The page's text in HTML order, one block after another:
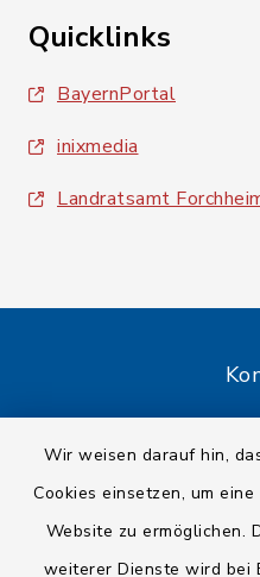
Wir weisen darauf hin,
Cookies einsetzen, um
Website zu ermöglichen.
weiterer Dienste wird bei
Quicklinks
BayernPortal
inixmedia
Landratsamt